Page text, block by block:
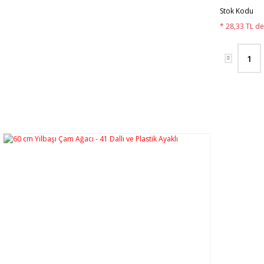
Stok Kodu
* 28,33 TL